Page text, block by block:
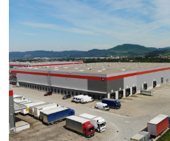
štandardne prenájom
skladových a výrobných
priestorových kapacít v